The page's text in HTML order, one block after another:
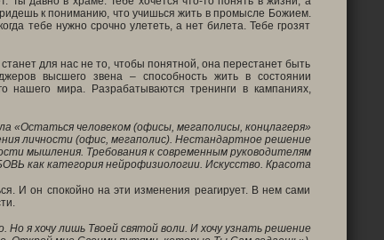
к пониманию, что учишься жить в промысле Божием.
тебе нужно срочно улететь, а нет билета. Тебе грозят
для нас не то, чтобы понятной, она перестанет быть
высшего звена – способность жить в состоянии
нашего мира. Разрабатываются тренинги в кампаниях,
«Остаться человеком (офисы, мегаполисы, концлагеря»
личности (офис, мегаполис). Нестандартное решение
мышления. Требования к современным руководителям
как категория нейрофизиологии. Искусство. Красота
И он спокойно на эти изменения реагирует. В нем сами
Но я хочу лишь Твоей святой воли. И хочу узнать решение